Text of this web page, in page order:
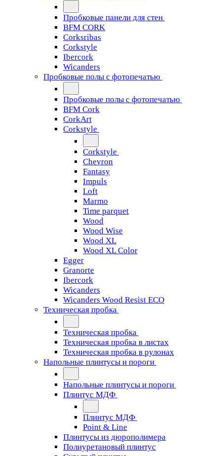
Пробковые панели для стен
BFM CORK
Corksribas
Corkstyle
Ibercork
Wicanders
Пробковые полы с фотопечатью
Пробковые полы с фотопечатью
BFM Cork
CorkArt
Corkstyle
Corkstyle
Chevron
Fantasy
Impuls
Loft
Marmo
Time parquet
Wood
Wood Wise
Wood XL
Wood XL Color
Egger
Granorte
Ibercork
Wicanders
Wicanders Wood Resist ECO
Техническая пробка
Техническая пробка
Техническая пробка в листах
Техническая пробка в рулонах
Напольные плинтусы и пороги
Напольные плинтусы и пороги
Плинтус МДФ
Плинтус МДФ
Point & Line
Плинтусы из дюрополимера
Полиуретановый плинтус